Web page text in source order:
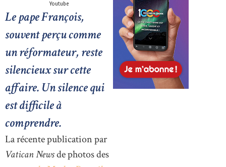
Youtube
Le pape François,
souvent perçu comme
un réformateur, reste
silencieux sur cette
affaire. Un silence qui
est difficile à
comprendre.
La récente publication par
Vatican Newsde photos des